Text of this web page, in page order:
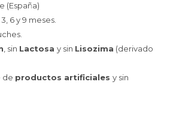
(España)
3, 6 y 9 meses.
, sin Lactosa y sin Lisozima (derivado
de productos artificiales y sin